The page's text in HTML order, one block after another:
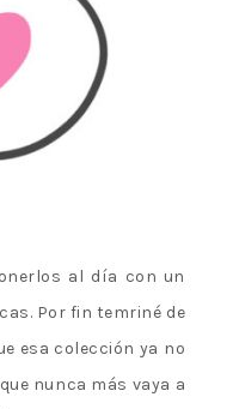
al día con un
Por fin temriné de
esa colección ya no
nunca más vaya a